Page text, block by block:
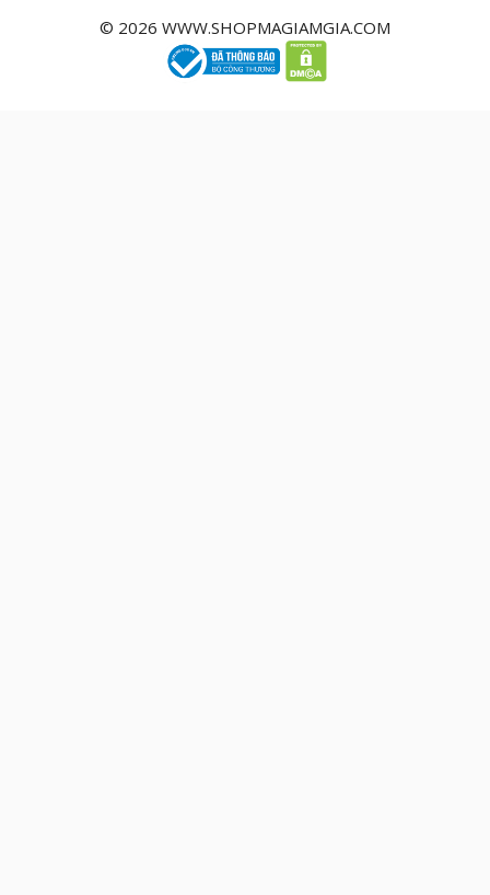
© 2026 WWW.SHOPMAGIAMGIA.COM